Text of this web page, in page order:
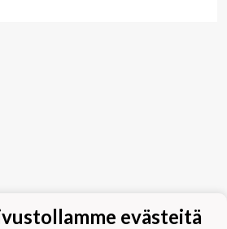
evästeitä